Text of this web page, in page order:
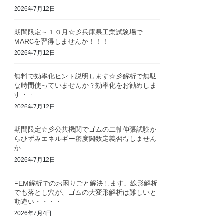
2026年7月12日
期間限定～１０月☆彡兵庫県工業試験場で
MARCを習得しませんか！！！
2026年7月12日
無料で効率化ヒント説明します☆彡解析で無駄
な時間使っていませんか？効率化をお勧めしま
す・・
2026年7月12日
期間限定☆彡公共機関でゴムの二軸伸張試験か
らひずみエネルギー密度関数定義習得しません
か
2026年7月12日
FEM解析でのお困りごと解決します。線形解析
でも落とし穴が、ゴムの大変形解析は難しいと
勘違い・・・・
2026年7月4日